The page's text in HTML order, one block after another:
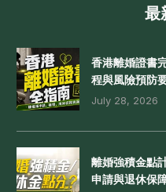
最
香港離婚證書
程與風險預防
July 28, 2026
離婚強積金點
申請與退休保